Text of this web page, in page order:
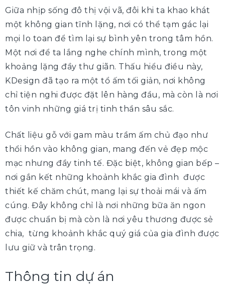
Giữa nhịp sống đô thị vội vã, đôi khi ta khao khát
một không gian tĩnh lặng, nơi có thể tạm gác lại
mọi lo toan để tìm lại sự bình yên trong tâm hồn.
Một nơi để ta lắng nghe chính mình, trong một
khoảng lặng đầy thư giãn. Thấu hiểu điều này,
KDesign đã tạo ra một tổ ấm tối giản, nơi không
chỉ tiện nghi được đặt lên hàng đầu, mà còn là nơi
tôn vinh những giá trị tinh thần sâu sắc.
Chất liệu gỗ với gam màu trầm ấm chủ đạo như
thổi hồn vào không gian, mang đến vẻ đẹp mộc
mạc nhưng đầy tinh tế. Đặc biệt, không gian bếp –
nơi gắn kết những khoảnh khắc gia đình được
thiết kế chăm chút, mang lại sự thoải mái và ấm
cúng. Đây không chỉ là nơi những bữa ăn ngon
được chuẩn bị mà còn là nơi yêu thương được sẻ
chia, từng khoảnh khắc quý giá của gia đình được
lưu giữ và trân trọng.
Thông tin dự án